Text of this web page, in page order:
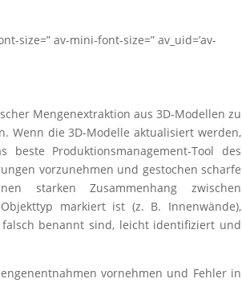
size=” av-mini-font-size=” av_uid=’av-
Mengenextraktion aus 3D-Modellen zu
Wenn die 3D-Modelle aktualisiert werden,
Produktionsmanagement-Tool des
vorzunehmen und gestochen scharfe
starken Zusammenhang zwischen
markiert ist (z. B. Innenwände),
benannt sind, leicht identifiziert und
vornehmen und Fehler in